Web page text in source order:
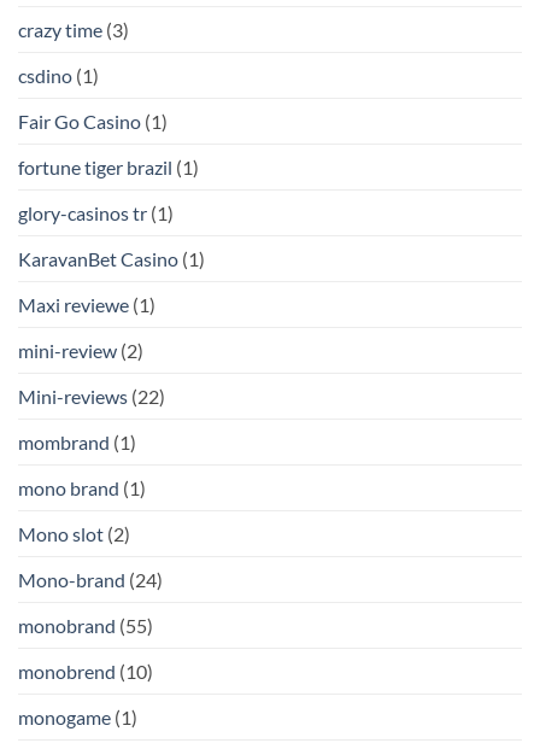
crazy time (3)
csdino (1)
Fair Go Casino (1)
fortune tiger brazil (1)
glory-casinos tr (1)
KaravanBet Casino (1)
Maxi reviewe (1)
mini-review (2)
Mini-reviews (22)
mombrand (1)
mono brand (1)
Mono slot (2)
Mono-brand (24)
monobrand (55)
monobrend (10)
monogame (1)